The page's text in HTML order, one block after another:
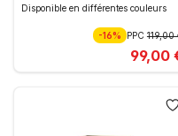
Disponible en différentes couleurs
-16% PPC 119,00
99,00